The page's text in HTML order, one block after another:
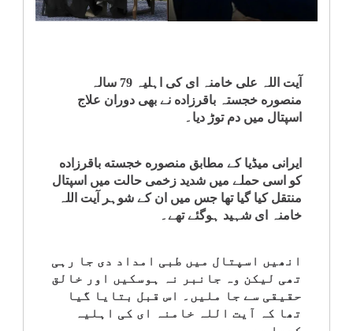
قومی
کلام
آیت اللہ علی خامنہ ای کی اہلیہ 79 سالہ
منصوره خجستہ باقرزاده نے بھی دوران علاج
اسپتال میں دم توڑ دیا۔
ایرانی میڈیا کے مطابق منصوره خجسته باقرزاده
کو اسی حملے میں شدید زخمی حالت میں اسپتال
منتقل کیا گیا تھا جس میں ان کے شوہر آیت اللہ
خامنہ ای شہید ہوگئے تھے۔
انھیں اسپتال میں طبی امداد دی جا رہی
تھی لیکن وہ جانبر نہ ہوسکیں اور خالق
حقیقی سے جا ملیں۔ اس قبل بتایا گیا
تھا کہ آیت اللہ خامنہ ای کی اہلیہ